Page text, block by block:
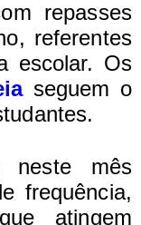
repasses
referentes
escolar. Os
seguem o
neste mês
frequência,
atingem